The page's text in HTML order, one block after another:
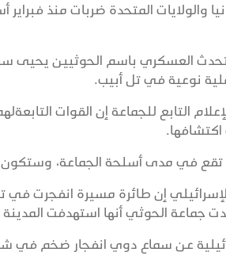
والولايات المتحدة ضربات منذ
العسكري باسم الحوثيين يحيى
نوعية في تل أبيب.
التابع للجماعة إن القوات
في مدى أسلحة الجماعة، وستكون
إن طائرة مسيرة انفجرت
الحوثي أنها استهدفت المدينة
عن سماع دوي انفجار ضخم في